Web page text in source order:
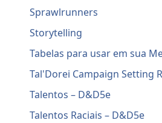
Sprawlrunners
Storytelling
Tabelas para usar em sua
Tal'Dorei Campaign Setting
Talentos – D&D5e
Talentos Raciais – D&D5e